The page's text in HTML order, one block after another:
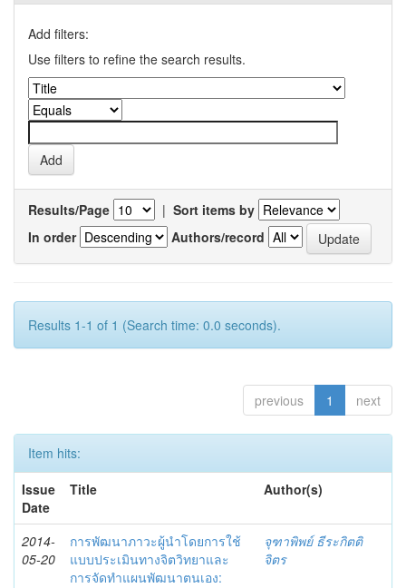
Add filters:
Use filters to refine the search results.
Results/Page | Sort items by
In order
Authors/record
Results 1-1 of 1 (Search time: 0.0 seconds).
previous 1 next
Item hits:
Issue
Date
Title Author(s)
2014-
05-20
การพัฒนาภาวะผู้นำโดยการใช้
แบบประเมินทางจิตวิทยาและ
การจัดทำแผนพัฒนาตนเอง:
จุฑาพิพย์ ธีระกิตติ
จิตร